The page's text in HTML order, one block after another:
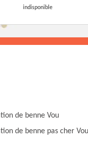
indisponible
de benne Vou
de benne pas cher Vou